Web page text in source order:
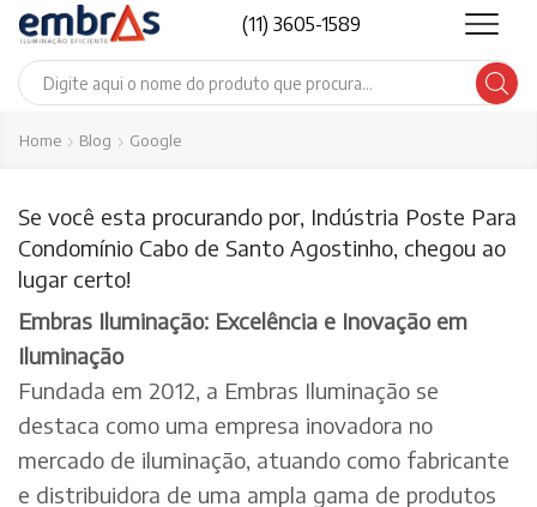
(11) 3605-1589
Search
Home Blog Google
Se você esta procurando por, Indústria Poste Para
Condomínio Cabo de Santo Agostinho, chegou ao
lugar certo!
Embras Iluminação: Excelência e Inovação em
Iluminação
Fundada em 2012, a Embras Iluminação se
destaca como uma empresa inovadora no
mercado de iluminação, atuando como fabricante
e distribuidora de uma ampla gama de produtos